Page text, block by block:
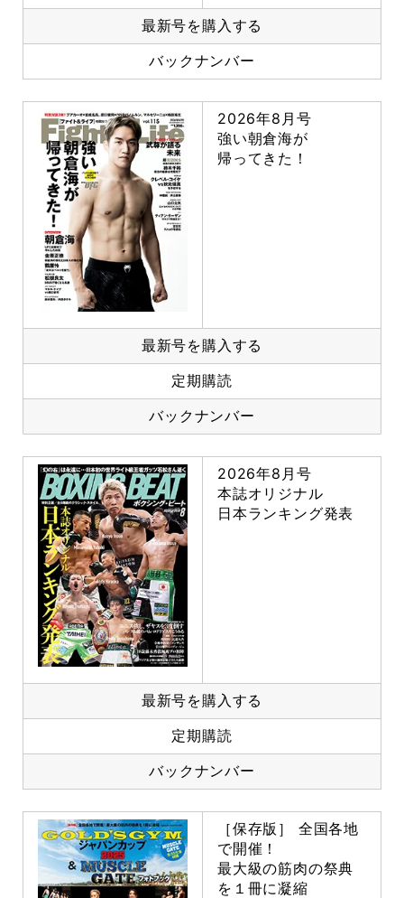
最新号を購入する
バックナンバー
2026年8月号
強い朝倉海が
帰ってきた！
最新号を購入する
定期購読
バックナンバー
2026年8月号
本誌オリジナル
日本ランキング発表
最新号を購入する
定期購読
バックナンバー
［保存版］ 全国各地
で開催！
最大級の筋肉の祭典
を１冊に凝縮